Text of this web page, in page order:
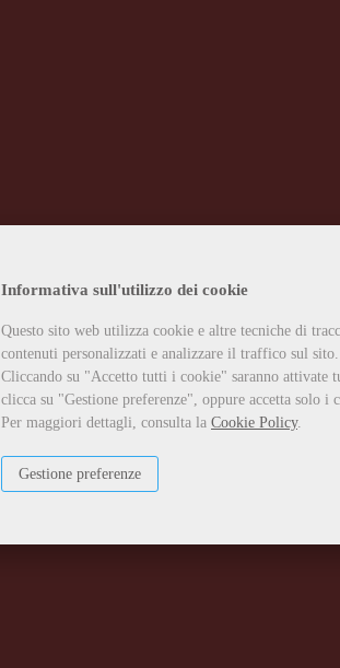
Informativa sull'utilizzo dei cookie
Questo sito web utilizza cookie e altre tecniche di
contenuti personalizzati e analizzare il traffico sul sito.
Cliccando su "Accetto tutti i cookie" saranno attivate
clicca su "Gestione preferenze", oppure accetta solo
Per maggiori dettagli, consulta la Cookie Policy.
Gestione preferenze